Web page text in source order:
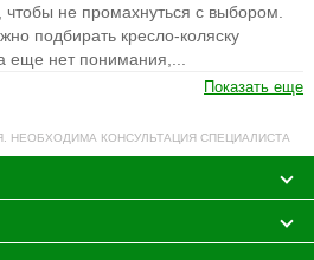
чтобы не промахнуться с выбором.
подбирать кресло-коляску
еще нет понимания,...
Показать еще
НЕОБХОДИМА КОНСУЛЬТАЦИЯ СПЕЦИАЛИСТА